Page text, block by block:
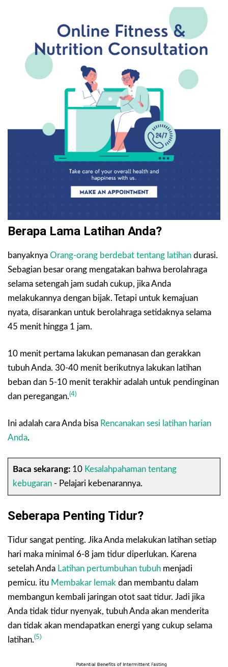
Berapa Lama Latihan Anda?
banyaknya Orang-orang berdebat tentang latihan durasi.
Sebagian besar orang mengatakan bahwa berolahraga
selama setengah jam sudah cukup, jika Anda
melakukannya dengan bijak. Tetapi untuk kemajuan
nyata, disarankan untuk berolahraga setidaknya selama
45 menit hingga 1 jam.
10 menit pertama lakukan pemanasan dan gerakkan
tubuh Anda. 30-40 menit berikutnya lakukan latihan
beban dan 5-10 menit terakhir adalah untuk pendinginan
dan peregangan.(4)
Ini adalah cara Anda bisa Rencanakan sesi latihan harian
Anda.
Baca sekarang:10 Kesalahpahaman tentang
kebugaran- Pelajari kebenarannya.
Seberapa Penting Tidur?
Tidur sangat penting. Jika Anda melakukan latihan setiap
hari maka minimal 6-8 jam tidur diperlukan. Karena
setelah Anda Latihan pertumbuhan tubuh menjadi
pemicu. itu Membakar lemak dan membantu dalam
membangun kembali jaringan otot saat tidur. Jadi jika
Anda tidak tidur nyenyak, tubuh Anda akan menderita
dan tidak akan mendapatkan energi yang cukup selama
latihan.(5)